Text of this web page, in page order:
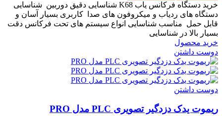
خرید دستگاه فرکانس یاب K68 شناسایی دقیق دوربین شناسایی
دستگاه های ردیاب و میکروفون های صدا کاربری بسیار آسان و
قابل حمل مناسب شناسایی انواع سیستم های تحت فرکانس دقت
بسیار بالا در شناسایی
خرید محصول
دوست داشتن
دوست داشتن
ریموت یدک دزدگیر تصویری PLC مدل PRO